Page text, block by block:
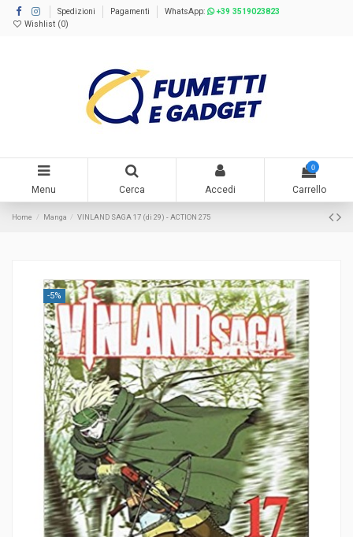
Spedizioni Pagamenti WhatsApp:
+39 3519023823
Wishlist (0)
Menu Cerca Accedi
0
Carrello
Home Manga VINLAND SAGA 17 (di 29) - ACTION 275
-5%